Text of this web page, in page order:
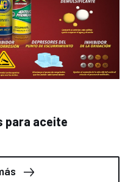
para aceite